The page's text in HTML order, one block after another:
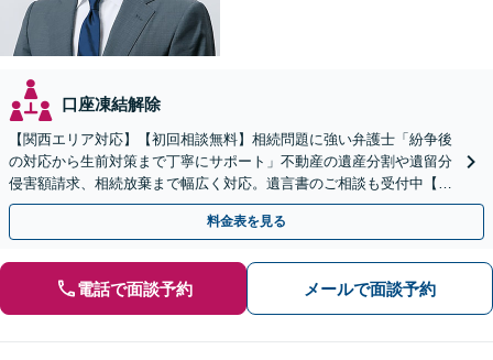
口座凍結解除
【関西エリア対応】【初回相談無料】相続問題に強い弁護士「紛争後
の対応から生前対策まで丁寧にサポート」不動産の遺産分割や遺留分
侵害額請求、相続放棄まで幅広く対応。遺言書のご相談も受付中【夜
間・休日面談可】【WEB面談】【完全個室】
料金表を見る
電話で面談予約 メールで面談予約